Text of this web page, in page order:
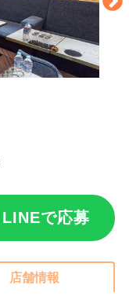
LINEで応募
店舗情報